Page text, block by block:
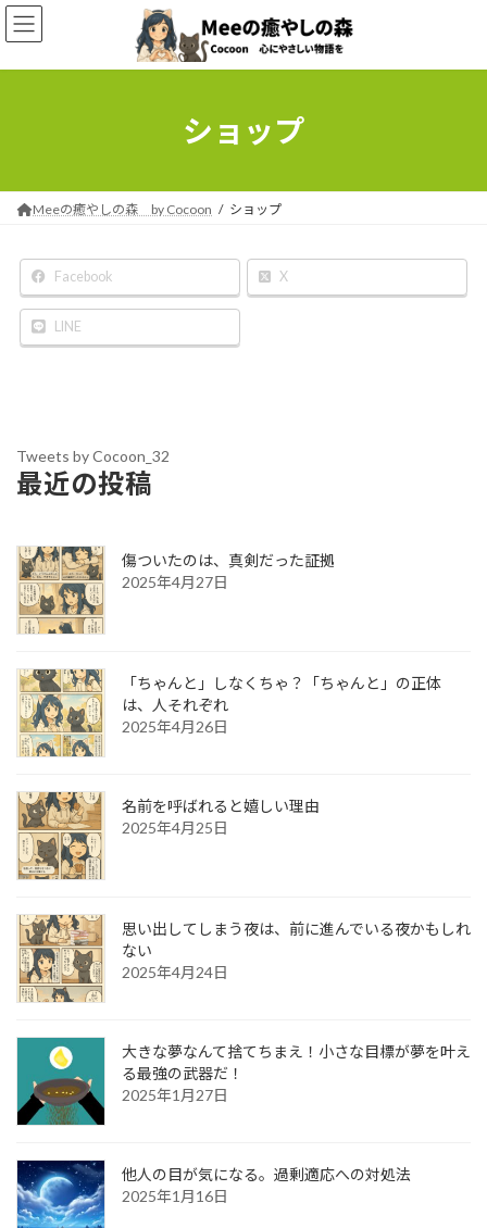
コ
ン
ン
ナ
ビ
ー
ショップ
Meeの癒やしの森 by Cocoon ショップ
Facebook X
LINE
Tweets by Cocoon_32
最近の投稿
傷ついたのは、真剣だった証拠
2025年4月27日
「ちゃんと」しなくちゃ？「ちゃんと」の正体
は、人それぞれ
2025年4月26日
名前を呼ばれると嬉しい理由
2025年4月25日
思い出してしまう夜は、前に進んでいる夜かもしれ
ない
2025年4月24日
大きな夢なんて捨てちまえ！小さな目標が夢を叶え
る最強の武器だ！
2025年1月27日
他人の目が気になる。過剰適応への対処法
2025年1月16日